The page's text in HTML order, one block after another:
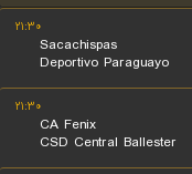
۲۱:۳۰
Sacachispas
Deportivo Paraguayo
۲۱:۳۰
CA Fenix
CSD Central Ballester